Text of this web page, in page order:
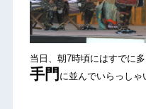
当日、朝7時頃にはすでに
手門 に並んでいらっしゃ